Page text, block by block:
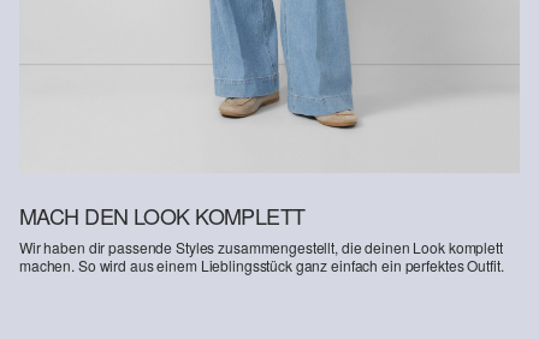
MACH DEN LOOK KOMPLETT
Wir haben dir passende Styles zusammengestellt, die deinen Look komplett
machen. So wird aus einem Lieblingsstück ganz einfach ein perfektes Outfit.